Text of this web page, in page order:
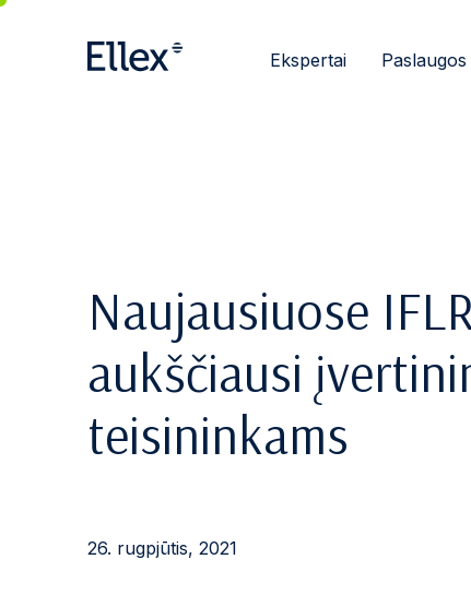
Ekspertai Paslaugos
Naujausiuose
aukščiausi
teisininkams
26. rugpjūtis, 2021